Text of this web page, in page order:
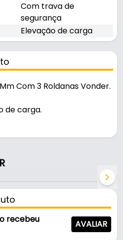
Com trava de
segurança
Elevação de carga
Com 3 Roldanas Vonder.
de carga.
3 Roldanas
carga: 650 kg
45 mm
recebeu
AVALIAR